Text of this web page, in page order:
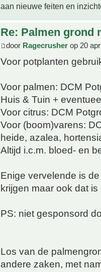
aan nieuwe feiten en
Re: Palmen grond
door Ragecrusher op 20
Voor potplanten
Voor palmen: DCM
Huis & Tuin +
Voor citrus: DCM
Voor (boom)varens:
heide, azalea,
Altijd i.c.m. bloed- en
Enige vervelende is
krijgen maar ook dat
PS: niet gesponsord
Los van de
andere zaken, met